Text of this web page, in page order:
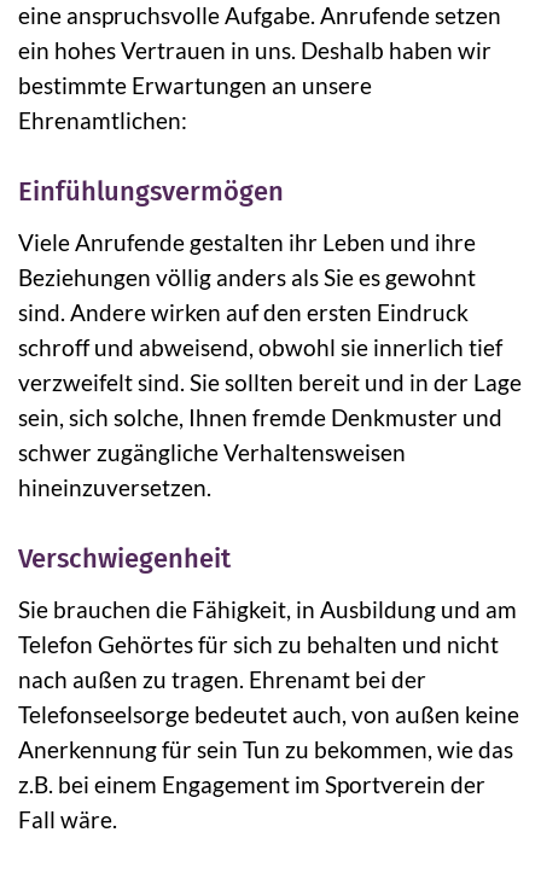
eine anspruchsvolle Aufgabe. Anrufende setzen
ein hohes Vertrauen in uns. Deshalb haben wir
bestimmte Erwartungen an unsere
Ehrenamtlichen:
Einfühlungsvermögen
Viele Anrufende gestalten ihr Leben und ihre
Beziehungen völlig anders als Sie es gewohnt
sind. Andere wirken auf den ersten Eindruck
schroff und abweisend, obwohl sie innerlich tief
verzweifelt sind. Sie sollten bereit und in der Lage
sein, sich solche, Ihnen fremde Denkmuster und
schwer zugängliche Verhaltensweisen
hineinzuversetzen.
Verschwiegenheit
Sie brauchen die Fähigkeit, in Ausbildung und am
Telefon Gehörtes für sich zu behalten und nicht
nach außen zu tragen. Ehrenamt bei der
Telefonseelsorge bedeutet auch, von außen keine
Anerkennung für sein Tun zu bekommen, wie das
z.B. bei einem Engagement im Sportverein der
Fall wäre.